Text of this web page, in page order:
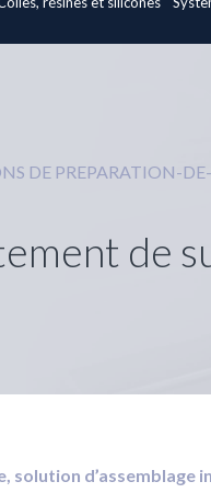
DE PREPARATION-
de
solution d’assemblage